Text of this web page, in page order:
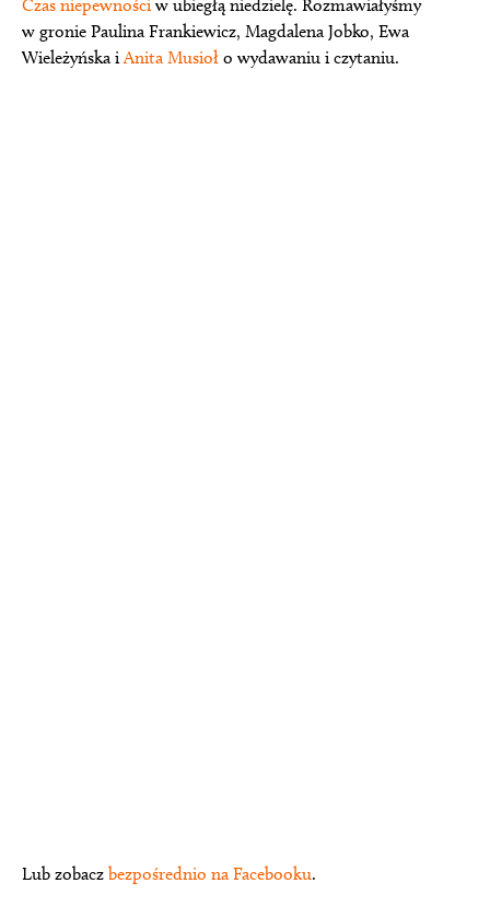
Czas niepewnościw ubiegłą niedzielę. Rozmawiałyśmy
w gronie Paulina Frankiewicz, Magdalena Jobko, Ewa
Wieleżyńska iAnita Musioł o wydawaniu i czytaniu.
Lub zobacz bezpośrednio na Facebooku.